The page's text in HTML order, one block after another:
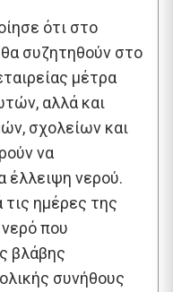
ότι στο
συζητηθούν στο
μέτρα
αλλά και
σχολείων και
να
έλλειψη νερού.
ημέρες της
που
βλάβης
συνήθους